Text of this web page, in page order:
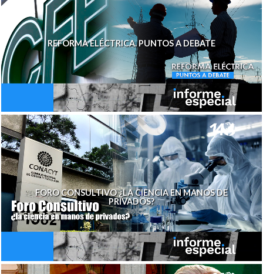
REFORMA ELÉCTRICA. PUNTOS A DEBATE
FORO CONSULTIVO ¿LA CIENCIA EN MANOS DE
PRIVADOS?